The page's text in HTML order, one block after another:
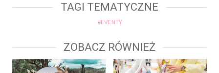
TAGI TEMATYCZNE
#EVENTY
ZOBACZ RÓWNIEŻ